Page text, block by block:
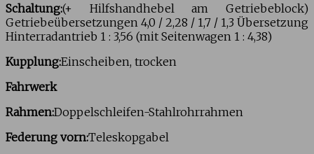
Schaltung:(+ Hilfshandhebel am Getriebeblock)
Getriebeübersetzungen 4,0 / 2,28 / 1,7 / 1,3 Übersetzung
Hinterradantrieb 1 : 3,56 (mit Seitenwagen 1 : 4,38)
Kupplung:Einscheiben, trocken
Fahrwerk
Rahmen:Doppelschleifen-Stahlrohrrahmen
Federung vorn:Teleskopgabel